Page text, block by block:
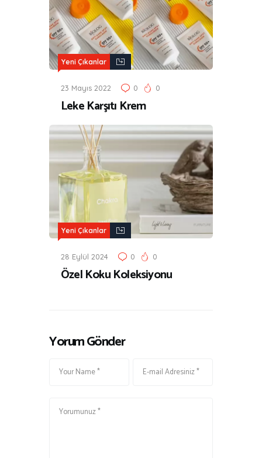
Yeni Çıkanlar
23 Mayıs 2022 0 0
Leke Karşıtı Krem
Yeni Çıkanlar
28 Eylül 2024 0 0
Özel Koku Koleksiyonu
Yorum Gönder